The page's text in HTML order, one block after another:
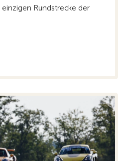
einzigen Rundstrecke der